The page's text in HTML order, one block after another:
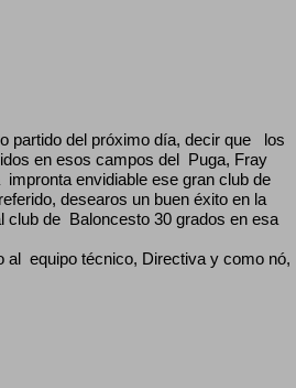
partido del próximo día, decir que los
en esos campos del Puga, Fray
envidiable ese gran club de
desearos un buen éxito en la
de Baloncesto 30 grados en esa
equipo técnico, Directiva y como nó,